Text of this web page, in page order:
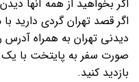
اگر بخواهید از همه آنها
اگر قصد تهران گردی دارید
دیدنی تهران به همراه آدرس
صورت سفر به پایتخت با یک
بازدید کنید.